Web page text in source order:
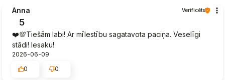
Anna Verificēts
5
❤️💯Tiešām labi! Ar mīlestību sagatavota paciņa. Veselīgi
stādi! Iesaku!
2026-06-09
0
0